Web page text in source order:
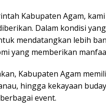
Kabupaten Agam,
Dalam kondisi
mendatangkan lebih
yang memberikan
Kabupaten Agam
hingga kekayaan
event.